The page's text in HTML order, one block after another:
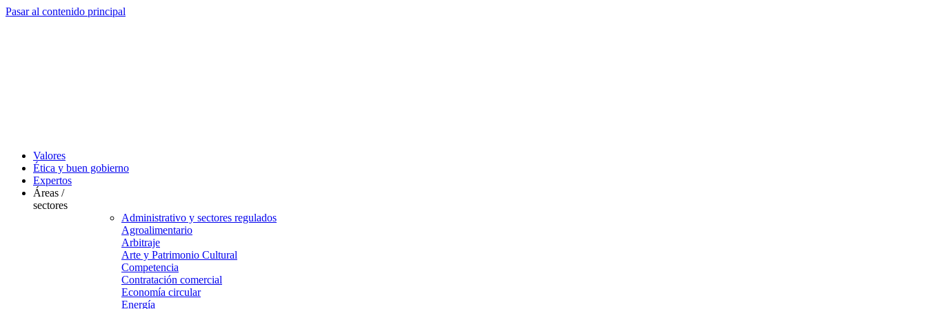
Pasar al contenido principal
Valores
Ética y buen gobierno
Expertos
Áreas /
sectores
Administrativo y sectores regulados
Agroalimentario
Arbitraje
Arte y Patrimonio Cultural
Competencia
Contratación comercial
Economía circular
Energía